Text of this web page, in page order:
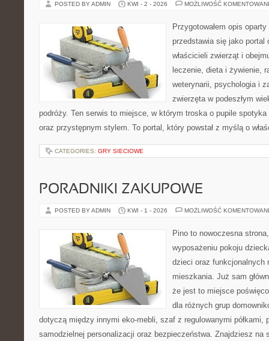
POSTED BY ADMIN KWI - 2 - 2026 MOŻLIWOŚĆ
Przygotowałem opis
przedstawia się jako portal
właścicieli zwierząt i
leczenie, dieta i żywienie,
weterynarii, psychologia i
zwierzęta w podeszłym
podróży. Ten serwis to miejsce, w którym troska o pupile
oraz przystępnym stylem. To portal, który powstał z myślą o
CATEGORIES: GRY SIECIOWE
PORADNIKI ZAKUPOWE
POSTED BY ADMIN KWI - 1 - 2026 MOŻLIWOŚĆ
Pino to nowoczesna
wyposażeniu pokoju
dzieci oraz funkcjonalnych
mieszkania. Już sam
że jest to miejsce
dla różnych grup
dotyczą między innymi eko-mebli, szaf z regulowanymi półkami,
samodzielnej personalizacji oraz bezpieczeństwa. Znajdziesz na